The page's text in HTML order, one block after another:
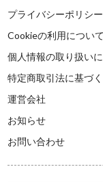
プライバシーポリシー
Cookieの利用について
個人情報の取り扱い
特定商取引法に基づ
運営会社
お知らせ
お問い合わせ